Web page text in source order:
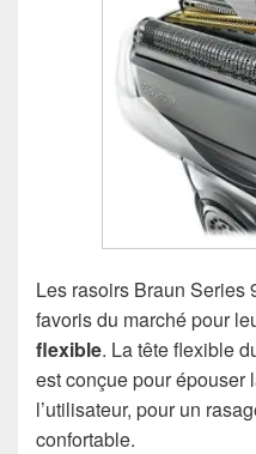
Les rasoirs Braun Series
favoris du marché pour
flexible. La tête flexible
est conçue pour épouser
l’utilisateur, pour un
confortable.